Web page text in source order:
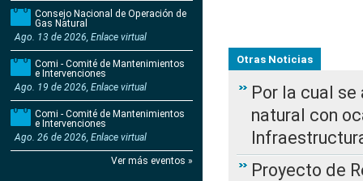
Consejo Nacional de Operación de
Gas Natural
Ago. 13 de 2026, Enlace virtual
Comi - Comité de Mantenimientos
e Intervenciones
Ago. 19 de 2026, Enlace virtual
Comi - Comité de Mantenimientos
e Intervenciones
Ago. 26 de 2026, Enlace virtual
Ver más eventos »
Otras Noticias
Por la cual
natural con
Proyecto de